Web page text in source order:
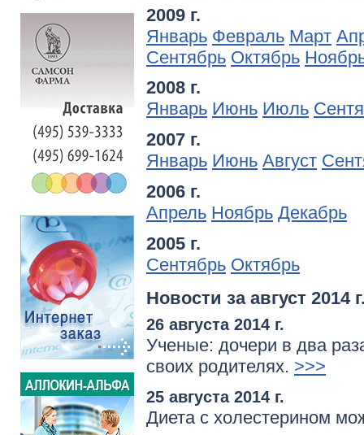
2009 г.
Январь Февраль Март
Сентябрь Октябрь
2008 г.
Январь Июнь Июль
2007 г.
Январь Июнь Август
2006 г.
Апрель Ноябрь Декабрь
2005 г.
Сентябрь Октябрь
Новости за август 2014
26 августа 2014 г.
Ученые: дочери в два
своих родителях. >>>
25 августа 2014 г.
Диета с холестерином